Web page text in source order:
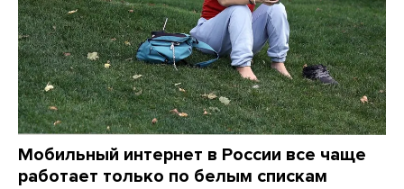
Мобильный интернет в России все чаще
работает только по белым спискам